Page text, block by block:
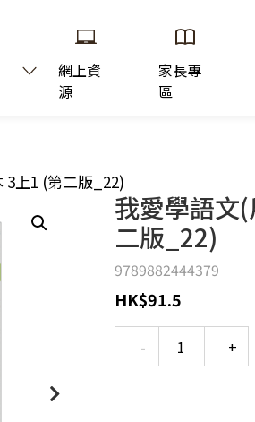
網上資
源
家長專
區
3上1 (第二版_22)
我愛學語文
二版_22)
9789882444379
HK$91.5